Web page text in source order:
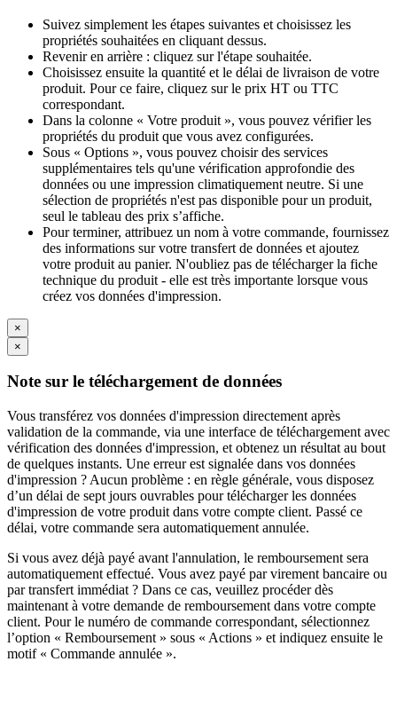
Suivez simplement les étapes suivantes et choisissez les
propriétés souhaitées en cliquant dessus.
Revenir en arrière : cliquez sur l'étape souhaitée.
Choisissez ensuite la quantité et le délai de livraison de votre
produit. Pour ce faire, cliquez sur le prix HT ou TTC
correspondant.
Dans la colonne « Votre produit », vous pouvez vérifier les
propriétés du produit que vous avez configurées.
Sous « Options », vous pouvez choisir des services
supplémentaires tels qu'une vérification approfondie des
données ou une impression climatiquement neutre. Si une
sélection de propriétés n'est pas disponible pour un produit,
seul le tableau des prix s’affiche.
Pour terminer, attribuez un nom à votre commande, fournissez
des informations sur votre transfert de données et ajoutez
votre produit au panier. N'oubliez pas de télécharger la fiche
technique du produit - elle est très importante lorsque vous
créez vos données d'impression.
×
×
Note sur le téléchargement de données
Vous transférez vos données d'impression directement après
validation de la commande, via une interface de téléchargement avec
vérification des données d'impression, et obtenez un résultat au bout
de quelques instants. Une erreur est signalée dans vos données
d'impression ? Aucun problème : en règle générale, vous disposez
d’un délai de sept jours ouvrables pour télécharger les données
d'impression de votre produit dans votre compte client. Passé ce
délai, votre commande sera automatiquement annulée.
Si vous avez déjà payé avant l'annulation, le remboursement sera
automatiquement effectué. Vous avez payé par virement bancaire ou
par transfert immédiat ? Dans ce cas, veuillez procéder dès
maintenant à votre demande de remboursement dans votre compte
client. Pour le numéro de commande correspondant, sélectionnez
l’option « Remboursement » sous « Actions » et indiquez ensuite le
motif « Commande annulée ».